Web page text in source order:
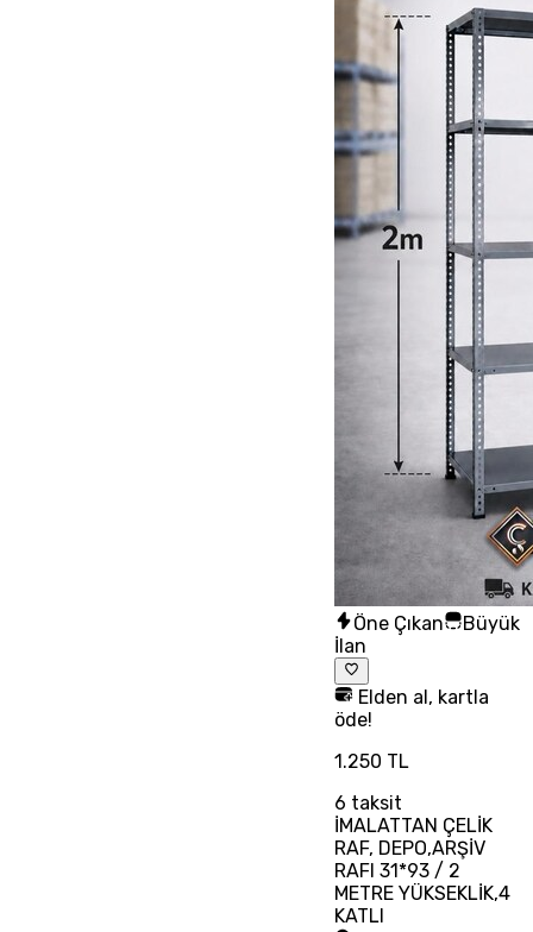
Öne Çıkan
Büyük
İlan
Elden al, kartla
öde!
1.250 TL
6 taksit
İMALATTAN ÇELİK
RAF, DEPO,ARŞİV
RAFI 31*93 / 2
METRE YÜKSEKLİK,4
KATLI